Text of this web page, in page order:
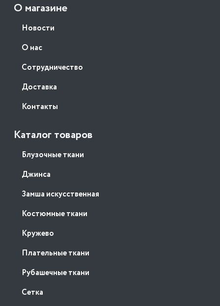
О магазине
Новости
О нас
Сотрудничество
Доставка
Контакты
Каталог товаров
Блузочные ткани
Джинса
Замша искусственная
Костюмные ткани
Кружево
Плательные ткани
Рубашечные ткани
Сетка